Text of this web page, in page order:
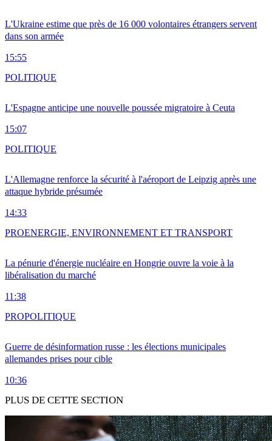
L'Ukraine estime que près de 16 000 volontaires étrangers servent
dans son armée
15:55
L'Espagne anticipe une nouvelle poussée migratoire à Ceuta
15:07
POLITIQUE
L'Allemagne renforce la sécurité à l'aéroport de Leipzig après une
attaque hybride présumée
14:33
POLITIQUE
La pénurie d'énergie nucléaire en Hongrie ouvre la voie à la
libéralisation du marché
11:38
PROENERGIE, ENVIRONNEMENT ET TRANSPORT
Guerre de désinformation russe : les élections municipales
allemandes prises pour cible
10:36
PROPOLITIQUE
PLUS DE CETTE SECTION